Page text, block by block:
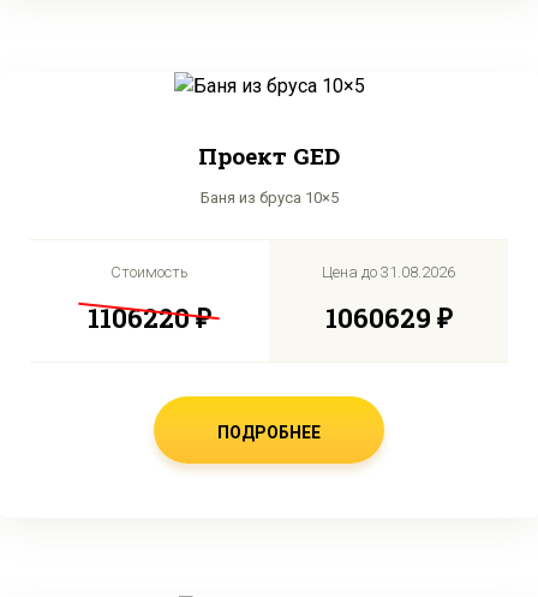
Проект GED
Баня из бруса 10×5
Стоимость
1106220 ₽
Цена до 31.08.2026
1060629 ₽
ПОДРОБНЕЕ